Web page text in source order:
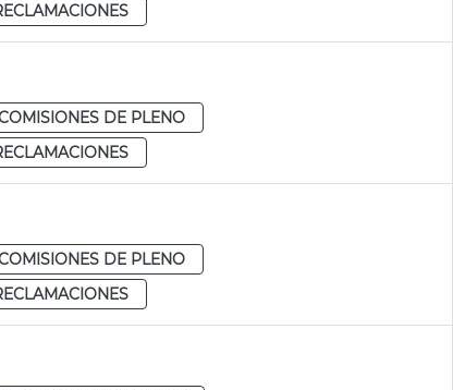
DE PLENO
DE PLENO